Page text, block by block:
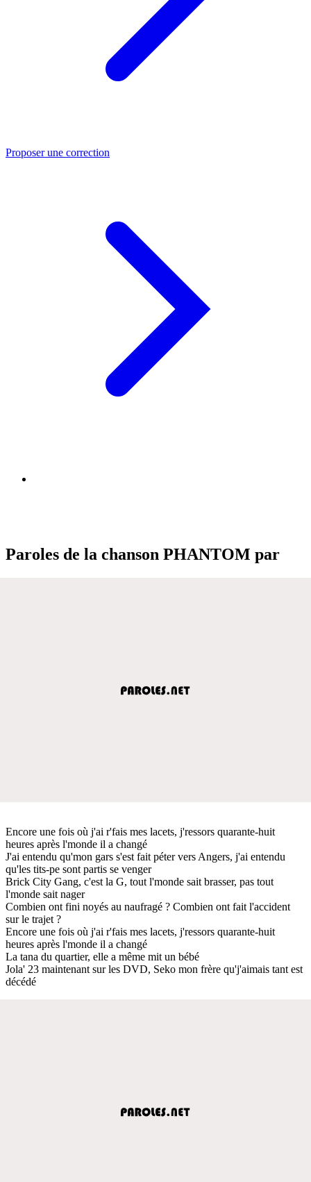
Proposer une correction
Paroles de la chanson PHANTOM par
Encore une fois où j'ai r'fais mes lacets, j'ressors quarante-huit
heures après l'monde il a changé
J'ai entendu qu'mon gars s'est fait péter vers Angers, j'ai entendu
qu'les tits-pe sont partis se venger
Brick City Gang, c'est la G, tout l'monde sait brasser, pas tout
l'monde sait nager
Combien ont fini noyés au naufragé ? Combien ont fait l'accident
sur le trajet ?
Encore une fois où j'ai r'fais mes lacets, j'ressors quarante-huit
heures après l'monde il a changé
La tana du quartier, elle a même mit un bébé
Jola' 23 maintenant sur les DVD, Seko mon frère qu'j'aimais tant est
décédé